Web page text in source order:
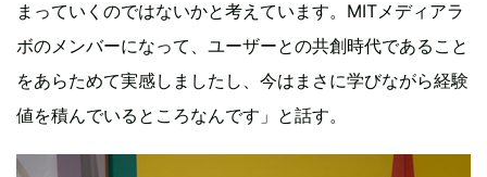
まっていくのではないかと考えています。MITメディアラ
ボのメンバーになって、ユーザーとの共創時代であること
をあらためて実感しましたし、今はまさに学びながら経験
値を積んでいるところなんです」と話す。